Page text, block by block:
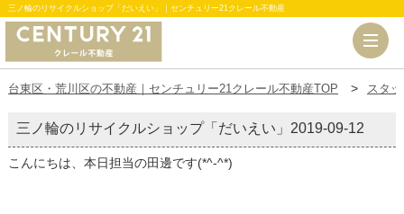
三ノ輪のリサイクルショップ「だいえい」｜センチュリー21クレール不動産
台東区・荒川区の不動産｜センチュリー21クレール不動産TOP スタ
三ノ輪のリサイクルショップ「だいえい」 2019-09-12
こんにちは、本日担当の田邊です(*^-^*)